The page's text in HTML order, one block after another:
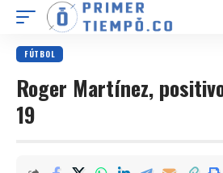
FÚTBOL
Roger Martínez,
19